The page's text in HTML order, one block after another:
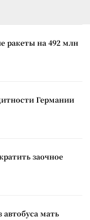
ракеты на 492 млн
Германии
заочное
мать